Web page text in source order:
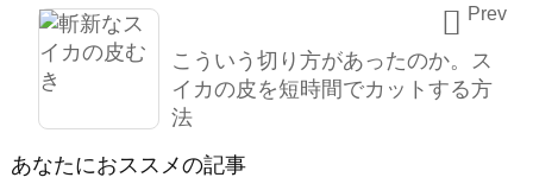
こういう切り方があったのか。ス
イカの皮を短時間でカットする方
法
 Prev
あなたにおススメの記事